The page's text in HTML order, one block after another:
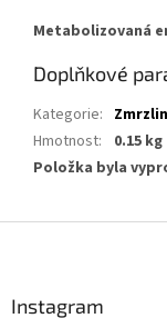
Metabolizovaná
Doplňkové
Kategorie:
Hmotnost:
0.15 kg
Položka byla
Instagram